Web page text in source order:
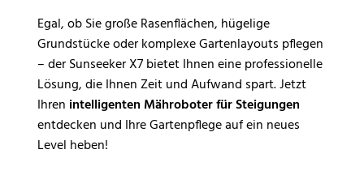
Egal, ob Sie große Rasenflächen, hügelige
Grundstücke oder komplexe Gartenlayouts pflegen
– der Sunseeker X7 bietet Ihnen eine professionelle
Lösung, die Ihnen Zeit und Aufwand spart. Jetzt
Ihren intelligenten Mähroboter für Steigungen
entdecken und Ihre Gartenpflege auf ein neues
Level heben!